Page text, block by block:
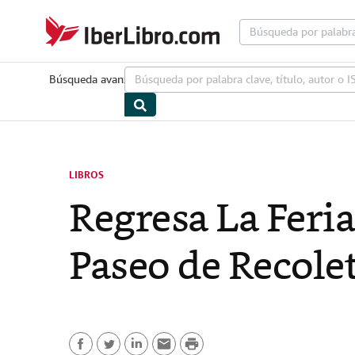
IberLibro.com
Búsqueda avanzadaColecciones Libros antiguosArte y
LIBROS
Regresa La
Paseo de
P